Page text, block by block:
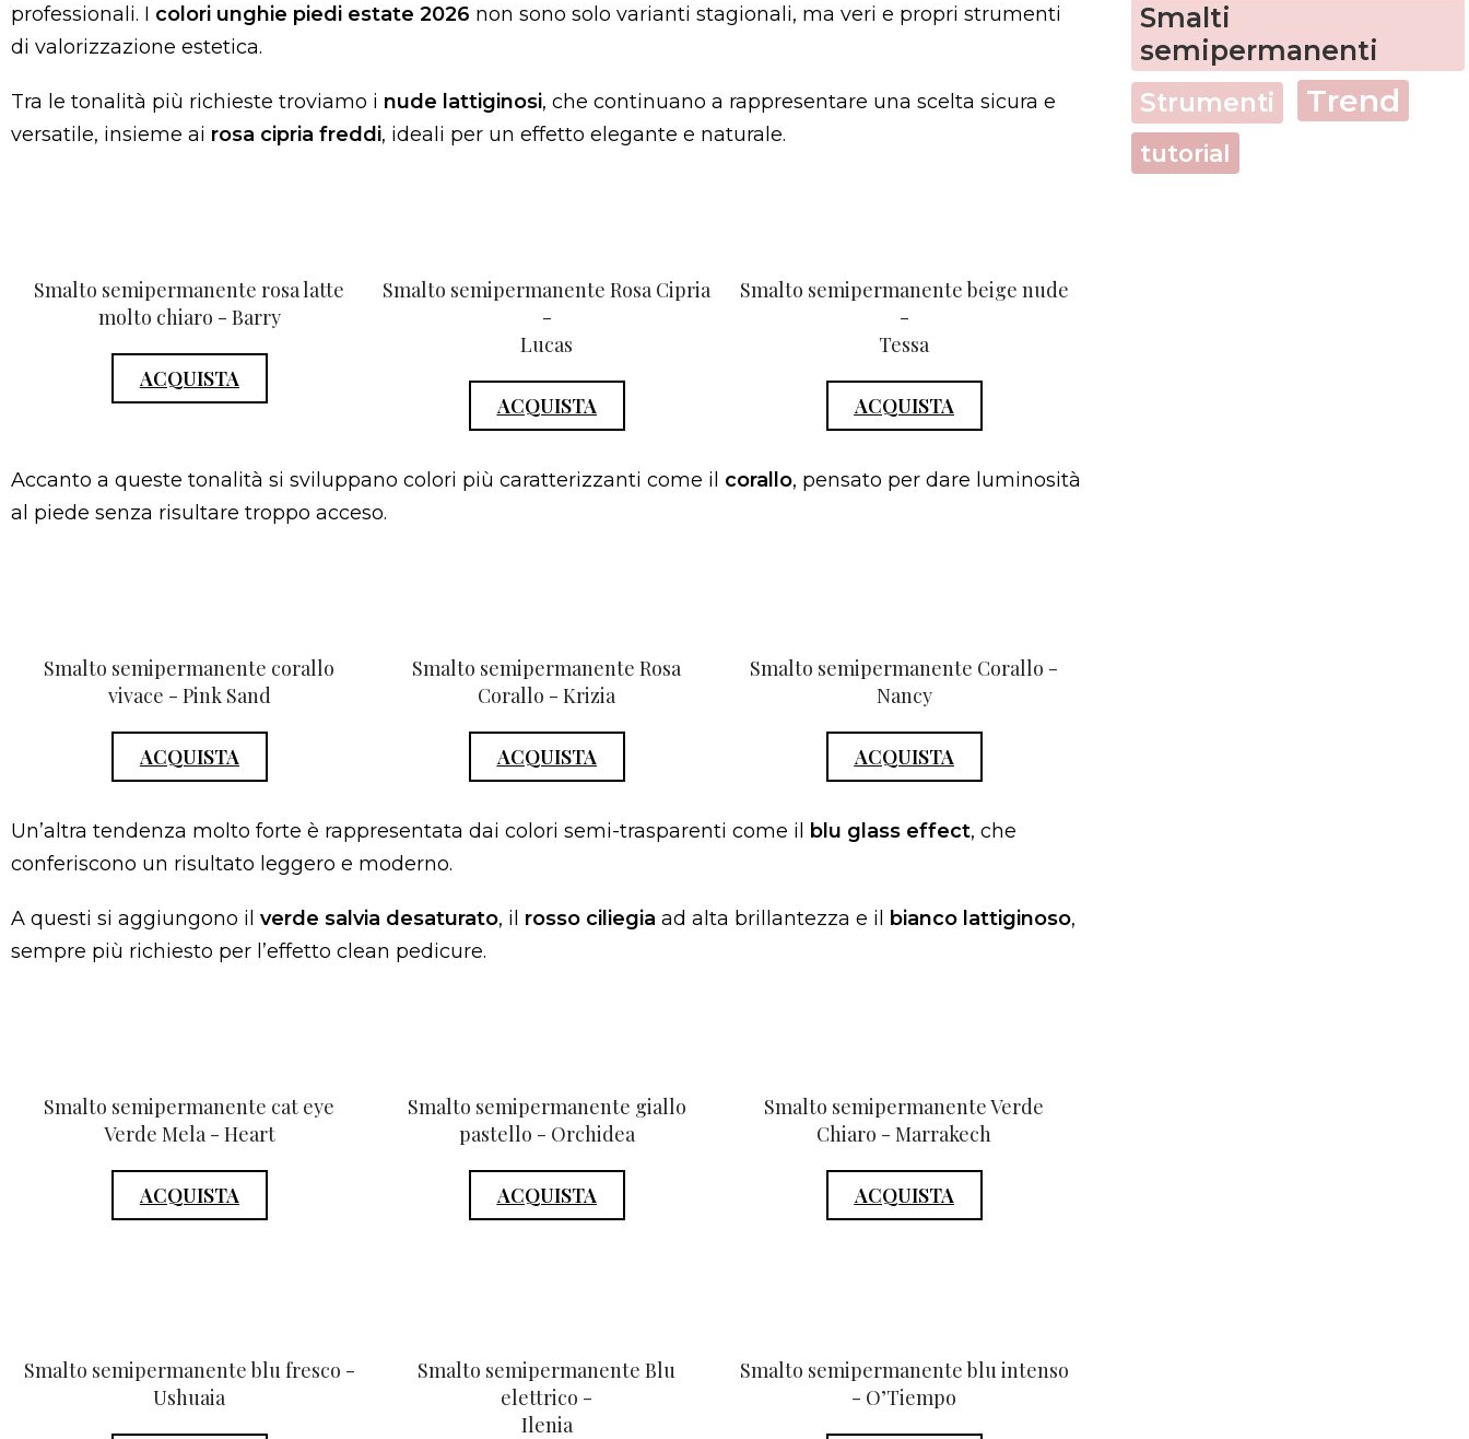
professionali. I colori unghie piedi estate 2026 non sono solo varianti stagionali, ma veri e propri strumenti
di valorizzazione estetica.
Tra le tonalità più richieste troviamo i nude lattiginosi, che continuano a rappresentare una scelta sicura e
versatile, insieme ai rosa cipria freddi, ideali per un effetto elegante e naturale.
Smalto semipermanente rosa latte
molto chiaro - Barry
ACQUISTA
Smalto semipermanente Rosa Cipria
-
Lucas
ACQUISTA
Smalto semipermanente beige nude
-
Tessa
ACQUISTA
Accanto a queste tonalità si sviluppano colori più caratterizzanti come il corallo, pensato per dare luminosità
al piede senza risultare troppo acceso.
Smalto semipermanente corallo
vivace - Pink Sand
ACQUISTA
Smalto semipermanente Rosa
Corallo - Krizia
ACQUISTA
Smalto semipermanente Corallo -
Nancy
ACQUISTA
Un’altra tendenza molto forte è rappresentata dai colori semi-trasparenti come il blu glass effect, che
conferiscono un risultato leggero e moderno.
A questi si aggiungono il verde salvia desaturato, il rosso ciliegia ad alta brillantezza e il bianco lattiginoso,
sempre più richiesto per l’effetto clean pedicure.
Smalto semipermanente cat eye
Verde Mela - Heart
ACQUISTA
Smalto semipermanente giallo
pastello - Orchidea
ACQUISTA
Smalto semipermanente Verde
Chiaro - Marrakech
ACQUISTA
Smalto semipermanente blu fresco -
Ushuaia
Smalto semipermanente Blu
elettrico -
Ilenia
Smalto semipermanente blu intenso
- O’Tiempo
Smalti
semipermanenti
Strumenti Trend
tutorial